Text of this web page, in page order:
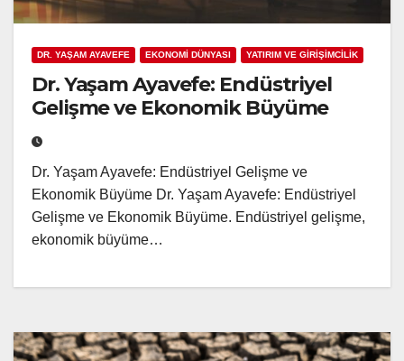
DR. YAŞAM AYAVEFE EKONOMİ DÜNYASI YATIRIM VE GİRİŞİMCİLİK
Dr. Yaşam Ayavefe: Endüstriyel
Gelişme ve Ekonomik Büyüme
Dr. Yaşam Ayavefe: Endüstriyel Gelişme ve
Ekonomik Büyüme Dr. Yaşam Ayavefe: Endüstriyel
Gelişme ve Ekonomik Büyüme. Endüstriyel gelişme,
ekonomik büyüme…